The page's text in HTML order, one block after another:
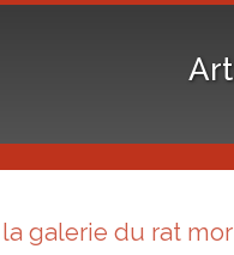
la galerie du rat